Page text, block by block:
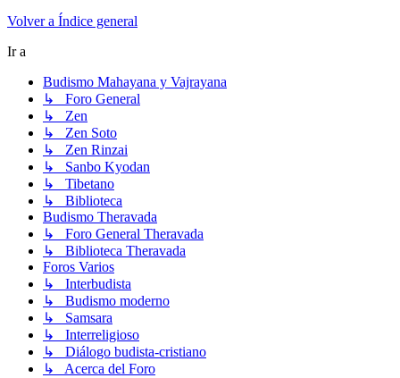
Volver a Índice general
Ir a
Budismo Mahayana y Vajrayana
↳ Foro General
↳ Zen
↳ Zen Soto
↳ Zen Rinzai
↳ Sanbo Kyodan
↳ Tibetano
↳ Biblioteca
Budismo Theravada
↳ Foro General Theravada
↳ Biblioteca Theravada
Foros Varios
↳ Interbudista
↳ Budismo moderno
↳ Samsara
↳ Interreligioso
↳ Diálogo budista-cristiano
↳ Acerca del Foro